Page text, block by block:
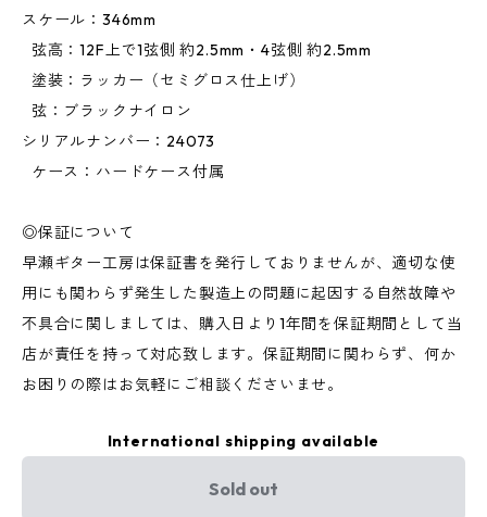
スケール：346mm
弦高：12F上で1弦側 約2.5mm・4弦側 約2.5mm
塗装：ラッカー（セミグロス仕上げ）
弦：ブラックナイロン
シリアルナンバー：24073
ケース：ハードケース付属
◎保証について
早瀬ギター工房は保証書を発行しておりませんが、適切な使
用にも関わらず発生した製造上の問題に起因する自然故障や
不具合に関しましては、購入日より1年間を保証期間として当
店が責任を持って対応致します。保証期間に関わらず、何か
お困りの際はお気軽にご相談くださいませ。
International shipping available
Sold out